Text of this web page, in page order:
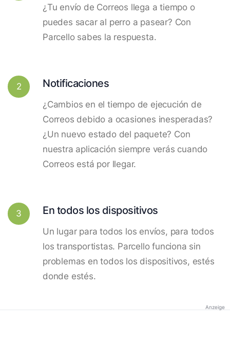
¿Tu envío de Correos llega a tiempo o
puedes sacar al perro a pasear? Con
Parcello sabes la respuesta.
2 Notificaciones
¿Cambios en el tiempo de ejecución de
Correos debido a ocasiones inesperadas?
¿Un nuevo estado del paquete? Con
nuestra aplicación siempre verás cuando
Correos está por llegar.
3 En todos los dispositivos
Un lugar para todos los envíos, para todos
los transportistas. Parcello funciona sin
problemas en todos los dispositivos, estés
donde estés.
Anzeige